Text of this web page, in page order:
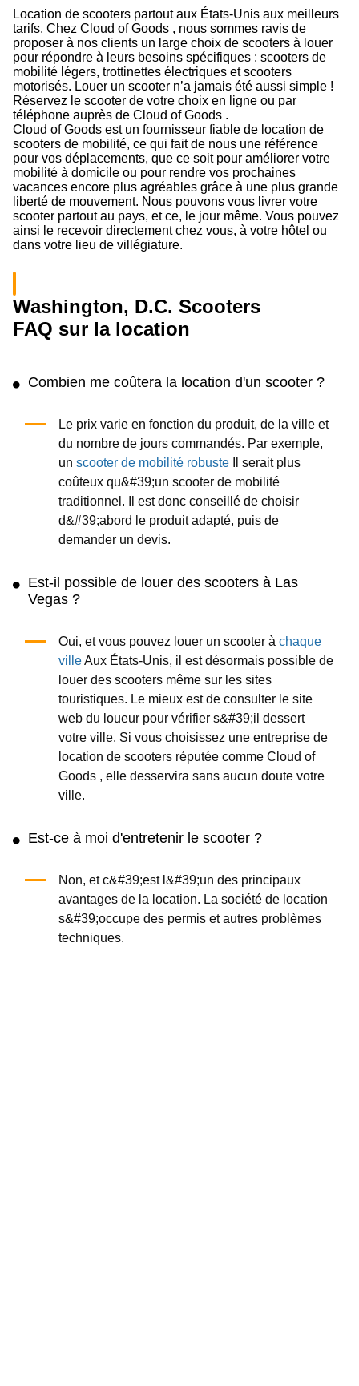
Location de scooters partout aux États-Unis aux meilleurs
tarifs. Chez Cloud of Goods , nous sommes ravis de
proposer à nos clients un large choix de scooters à louer
pour répondre à leurs besoins spécifiques : scooters de
mobilité légers, trottinettes électriques et scooters
motorisés. Louer un scooter n’a jamais été aussi simple !
Réservez le scooter de votre choix en ligne ou par
téléphone auprès de Cloud of Goods .
Cloud of Goods est un fournisseur fiable de location de
scooters de mobilité, ce qui fait de nous une référence
pour vos déplacements, que ce soit pour améliorer votre
mobilité à domicile ou pour rendre vos prochaines
vacances encore plus agréables grâce à une plus grande
liberté de mouvement. Nous pouvons vous livrer votre
scooter partout au pays, et ce, le jour même. Vous pouvez
ainsi le recevoir directement chez vous, à votre hôtel ou
dans votre lieu de villégiature.
Washington, D.C. Scooters
FAQ sur la location
Combien me coûtera la location d'un scooter ?
Le prix varie en fonction du produit, de la ville et
du nombre de jours commandés. Par exemple,
un scooter de mobilité robuste
Il serait plus
coûteux qu&#39;un scooter de mobilité
traditionnel. Il est donc conseillé de choisir
d&#39;abord le produit adapté, puis de
demander un devis.
Est-il possible de louer des scooters à Las
Vegas ?
Oui, et vous pouvez louer un scooter à chaque
villeAux États-Unis, il est désormais possible de
louer des scooters même sur les sites
touristiques. Le mieux est de consulter le site
web du loueur pour vérifier s&#39;il dessert
votre ville. Si vous choisissez une entreprise de
location de scooters réputée comme Cloud of
Goods , elle desservira sans aucun doute votre
ville.
Est-ce à moi d'entretenir le scooter ?
Non, et c&#39;est l&#39;un des principaux
avantages de la location. La société de location
s&#39;occupe des permis et autres problèmes
techniques.